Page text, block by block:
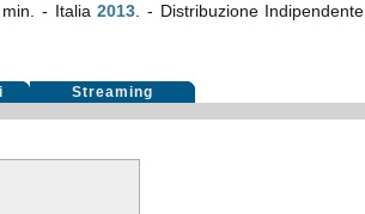
min. - Italia2013 . - Distribuzione Indipendente
Streaming